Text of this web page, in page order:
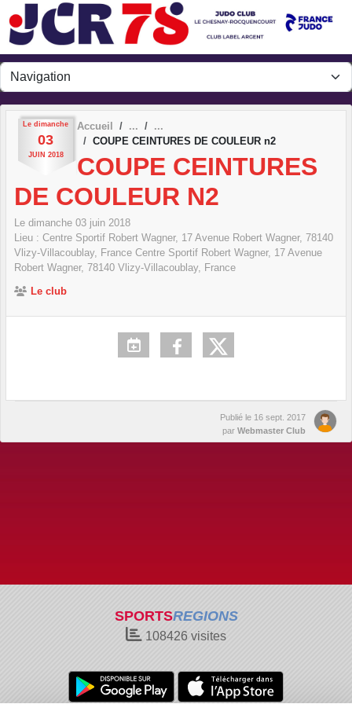
Le dimanche
03
JUIN 2018
Accueil
COUPE CEINTURES DE COULEUR n2
COUPE CEINTURES
DE COULEUR N2
Le dimanche 03 juin 2018
Lieu : Centre Sportif Robert Wagner, 17 Avenue Robert Wagner, 78140
Vlizy-Villacoublay, France Centre Sportif Robert Wagner, 17 Avenue
Robert Wagner, 78140 Vlizy-Villacoublay, France
Le club
Publié le 16 sept. 2017
par Webmaster Club
SPORTSREGIONS
108426 visites
Panneau de gestion des cookies